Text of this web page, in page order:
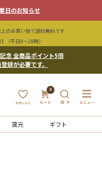
日のお知らせ
のお買い物で送料無料です
（平日9〜18時）
念 全商品ポイント5倍
録が必要です。
0
窯元 ギフト